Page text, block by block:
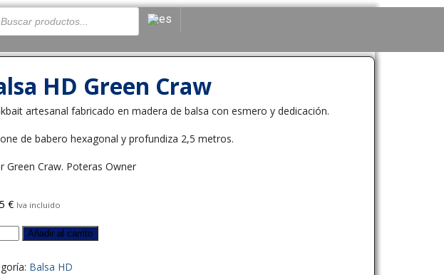
HD Green Craw
artesanal fabricado en madera de balsa con esmero y dedicación.
de babero hexagonal y profundiza 2,5 metros.
Green Craw. Poteras Owner
€ Iva incluido
Añadir al carrito
Balsa HD